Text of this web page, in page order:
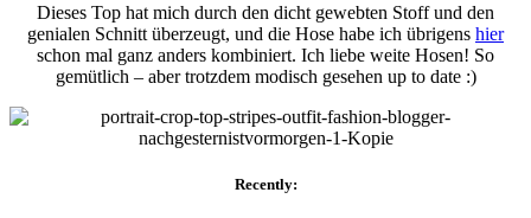
Dieses Top hat mich durch den dicht gewebten Stoff und den
genialen Schnitt überzeugt, und die Hose habe ich übrigens hier
schon mal ganz anders kombiniert. Ich liebe weite Hosen! So
gemütlich – aber trotzdem modisch gesehen up to date :)
Recently: